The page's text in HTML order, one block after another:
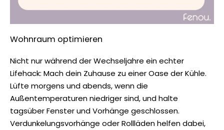
Wohnraum optimieren
Nicht nur während der Wechseljahre ein echter
Lifehack: Mach dein Zuhause zu einer Oase der Kühle.
Lüfte morgens und abends, wenn die
Außentemperaturen niedriger sind, und halte
tagsüber Fenster und Vorhänge geschlossen.
Verdunkelungsvorhänge oder Rollläden helfen dabei,